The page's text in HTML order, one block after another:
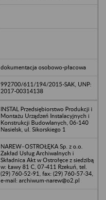
dokumentacja osobowo-płacowa
992700/611/194/2015-SAK, UNP:
2017-00314138
INSTAL Przedsiębiorstwo Produkcji i
Montażu Urządzeń Instalacyjnych i
Konstrukcji Budowlanych, 06-140
Nasielsk, ul. Sikorskiego 1
NAREW–OSTROŁĘKA Sp. z o.o.
Zakład Usług Archiwalnych i
Składnica Akt w Ostrołęce z siedzibą
w: Ławy 81 C, 07-411 Rzekuń, tel.
(29) 760-52-91, fax: (29) 760-57-34,
e-mail: archiwum-narew@o2.pl